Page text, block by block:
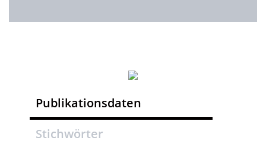
Publikationsdaten
Stichwörter